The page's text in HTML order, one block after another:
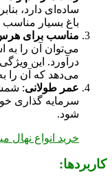
ساده‌ای دارد،
باغ بسیار
مناسب برای
می‌توان آن را به
درآورد. این
می‌دهد که آن را
عمر طولانی:
سرمایه‌ گذاری
شود.
خرید انواع نهال
کاربردها: